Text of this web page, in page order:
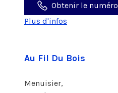
Obtenir le numéro
Plus d'infos
Au Fil Du Bois
Menuisier,